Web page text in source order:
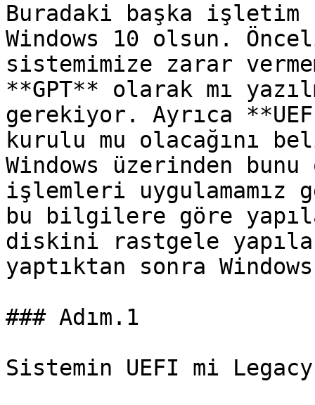
Buradaki başka işletim
Windows 10 olsun.
sistemimize zarar
**GPT** olarak mı
gerekiyor. Ayrıca
kurulu mu olacağını
Windows üzerinden
işlemleri uygulamamız
bu bilgilere göre
diskini rastgele
yaptıktan sonra
### Adım.1
Sistemin UEFI mi